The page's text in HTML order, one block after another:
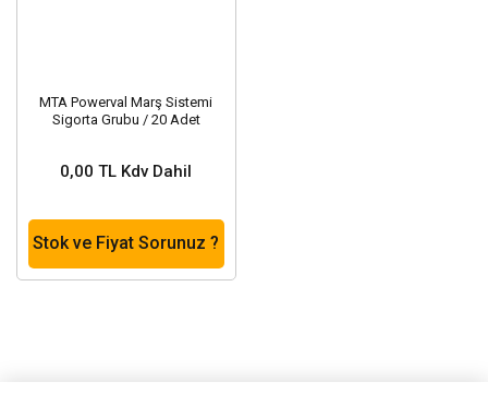
MTA Powerval Marş Sistemi
Sigorta Grubu / 20 Adet
0,00 TL Kdv Dahil
Stok ve Fiyat Sorunuz ?